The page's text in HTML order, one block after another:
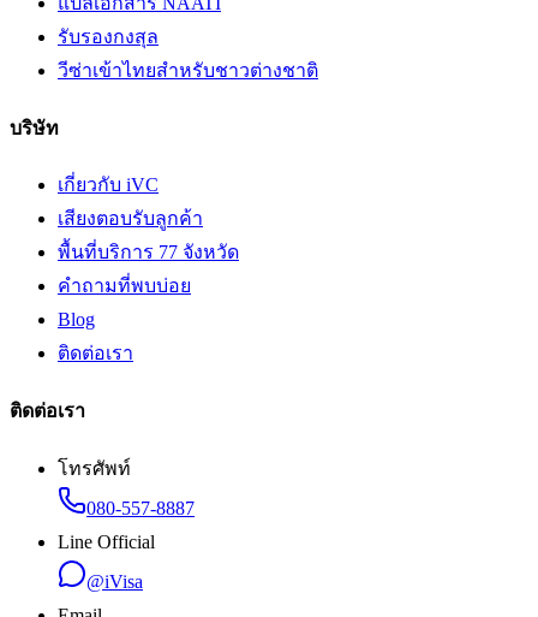
รับรองกงสุล
วีซ่าเข้าไทยสำหรับชาวต่างชาติ
บริษัท
เกี่ยวกับ iVC
เสียงตอบรับลูกค้า
พื้นที่บริการ 77 จังหวัด
คำถามที่พบบ่อย
Blog
ติดต่อเรา
ติดต่อเรา
โทรศัพท์
080-557-8887
Line Official
@iVisa